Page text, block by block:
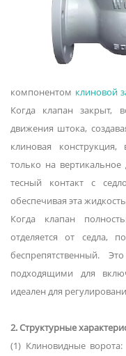
компонентом клиновой
Когда клапан закрыт,
движения штока,
клиновая
только на
тесный контакт с
обеспечивая эта
Когда клапан
отделяется от седла,
беспрепятственный.
подходящими для
идеален для
2. Структурные
(1) Клиновидные